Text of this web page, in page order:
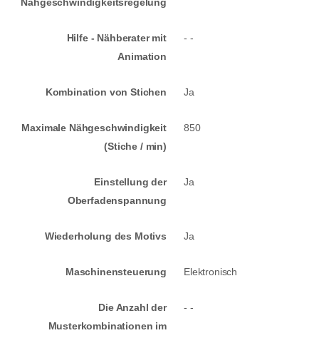
Nähgeschwindigkeitsregelung
Hilfe - Nähberater mit
Animation
- -
Kombination von Stichen Ja
Maximale Nähgeschwindigkeit
(Stiche / min)
850
Einstellung der
Oberfadenspannung
Ja
Wiederholung des Motivs Ja
Maschinensteuerung Elektronisch
Die Anzahl der
Musterkombinationen im
- -